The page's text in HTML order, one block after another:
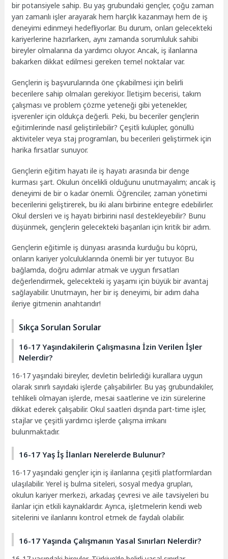
bir potansiyele sahip. Bu yaş grubundaki gençler, çoğu zaman
yarı zamanlı işler arayarak hem harçlık kazanmayı hem de iş
deneyimi edinmeyi hedefliyorlar. Bu durum, onları gelecekteki
kariyerlerine hazırlarken, aynı zamanda sorumluluk sahibi
bireyler olmalarına da yardımcı oluyor. Ancak, iş ilanlarına
bakarken dikkat edilmesi gereken temel noktalar var.
Gençlerin iş başvurularında öne çıkabilmesi için belirli
becerilere sahip olmaları gerekiyor. İletişim becerisi, takım
çalışması ve problem çözme yeteneği gibi yetenekler,
işverenler için oldukça değerli. Peki, bu beceriler gençlerin
eğitimlerinde nasıl geliştirilebilir? Çeşitli kulüpler, gönüllü
aktiviteler veya staj programları, bu becerileri geliştirmek için
harika fırsatlar sunuyor.
Gençlerin eğitim hayatı ile iş hayatı arasında bir denge
kurması şart. Okulun öncelikli olduğunu unutmayalım; ancak iş
deneyimi de bir o kadar önemli. Öğrenciler, zaman yönetimi
becerilerini geliştirerek, bu iki alanı birbirine entegre edebilirler.
Okul dersleri ve iş hayatı birbirini nasıl destekleyebilir? Bunu
düşünmek, gençlerin gelecekteki başarıları için kritik bir adım.
Gençlerin eğitimle iş dünyası arasında kurduğu bu köprü,
onların kariyer yolculuklarında önemli bir yer tutuyor. Bu
bağlamda, doğru adımlar atmak ve uygun fırsatları
değerlendirmek, gelecekteki iş yaşamı için büyük bir avantaj
sağlayabilir. Unutmayın, her bir iş deneyimi, bir adım daha
ileriye gitmenin anahtarıdır!
Sıkça Sorulan Sorular
16-17 Yaşındakilerin Çalışmasına İzin Verilen İşler
Nelerdir?
16-17 yaşındaki bireyler, devletin belirlediği kurallara uygun
olarak sınırlı sayıdaki işlerde çalışabilirler. Bu yaş grubundakiler,
tehlikeli olmayan işlerde, mesai saatlerine ve izin sürelerine
dikkat ederek çalışabilir. Okul saatleri dışında part-time işler,
stajlar ve çeşitli yardımcı işlerde çalışma imkanı
bulunmaktadır.
16-17 Yaş İş İlanları Nerelerde Bulunur?
16-17 yaşındaki gençler için iş ilanlarına çeşitli platformlardan
ulaşılabilir. Yerel iş bulma siteleri, sosyal medya grupları,
okulun kariyer merkezi, arkadaş çevresi ve aile tavsiyeleri bu
ilanlar için etkili kaynaklardır. Ayrıca, işletmelerin kendi web
sitelerini ve ilanlarını kontrol etmek de faydalı olabilir.
16-17 Yaşında Çalışmanın Yasal Sınırları Nelerdir?